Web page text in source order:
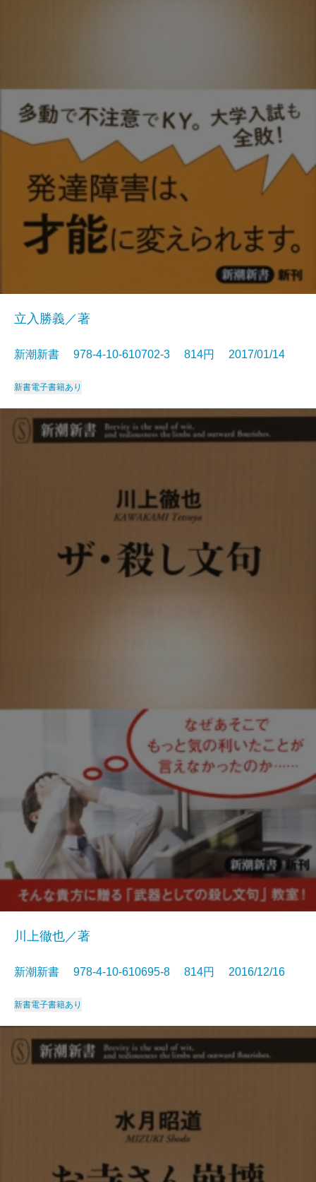
立入勝義／著
新潮新書 978-4-10-610702-3 814円 2017/01/14
新書電子書籍あり
川上徹也／著
新潮新書 978-4-10-610695-8 814円 2016/12/16
新書電子書籍あり